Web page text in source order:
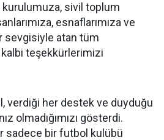
sivil toplum
esnaflarımıza ve
sevgisiyle atan tüm
teşekkürlerimizi
verdiği her destek ve duyduğu
olmadığımızı gösterdi.
sadece bir futbol kulübü